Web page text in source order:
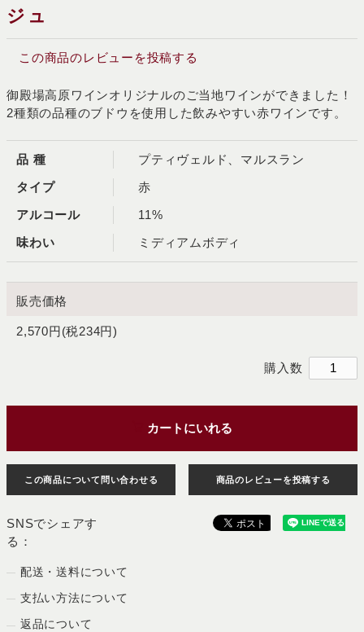
ジュ
この商品のレビューを投稿する
御殿場高原ワインオリジナルのご当地ワインができました！
2種類の品種のブドウを使用した飲みやすい赤ワインです。
品 種
プティヴェルド、マルスラン
タイプ
赤
アルコール
11%
味わい
ミディアムボディ
販売価格
2,570円(税234円)
購入数
カートにいれる
この商品について問い合わせる 商品のレビューを投稿する
SNSでシェアす
る：
配送・送料について
支払い方法について
返品について